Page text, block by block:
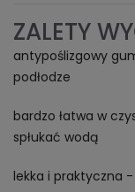
ZALETY
antypoślizgowy
podłodze
bardzo łatwa w
spłukać wodą
lekka i praktyczna